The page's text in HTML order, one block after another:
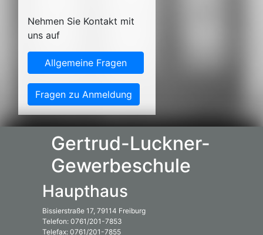
Nehmen Sie Kontakt mit
uns auf
Allgemeine Fragen
Fragen zu Anmeldung
Gertrud-Luckner-
Gewerbeschule
Haupthaus
Bissierstraße 17, 79114 Freiburg
Telefon: 0761/201-7853
Telefax: 0761/201-7855